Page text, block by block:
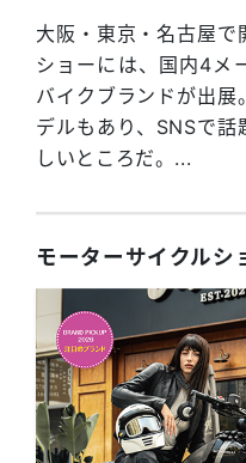
大阪・東京・名古屋で
ショーには、国内4メ
バイクブランドが出展
デルもあり、SNSで
しいところだ。...